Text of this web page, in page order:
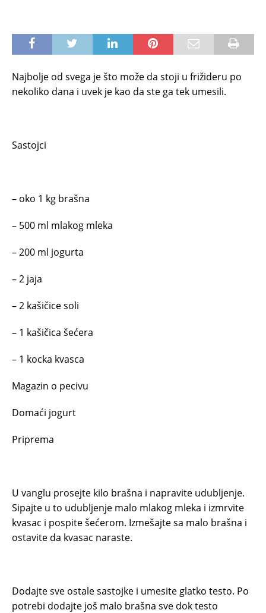
Najbolje od svega je što može da stoji u frižideru po
nekoliko dana i uvek je kao da ste ga tek umesili.
Sastojci
– oko 1 kg brašna
– 500 ml mlakog mleka
– 200 ml jogurta
– 2 jaja
– 2 kašičice soli
– 1 kašičica šećera
– 1 kocka kvasca
Magazin o pecivu
Domaći jogurt
Priprema
U vanglu prosejte kilo brašna i napravite udubljenje.
Sipajte u to udubljenje malo mlakog mleka i izmrvite
kvasac i pospite šećerom. Izmešajte sa malo brašna i
ostavite da kvasac naraste.
Dodajte sve ostale sastojke i umesite glatko testo. Po
potrebi dodajte još malo brašna sve dok testo